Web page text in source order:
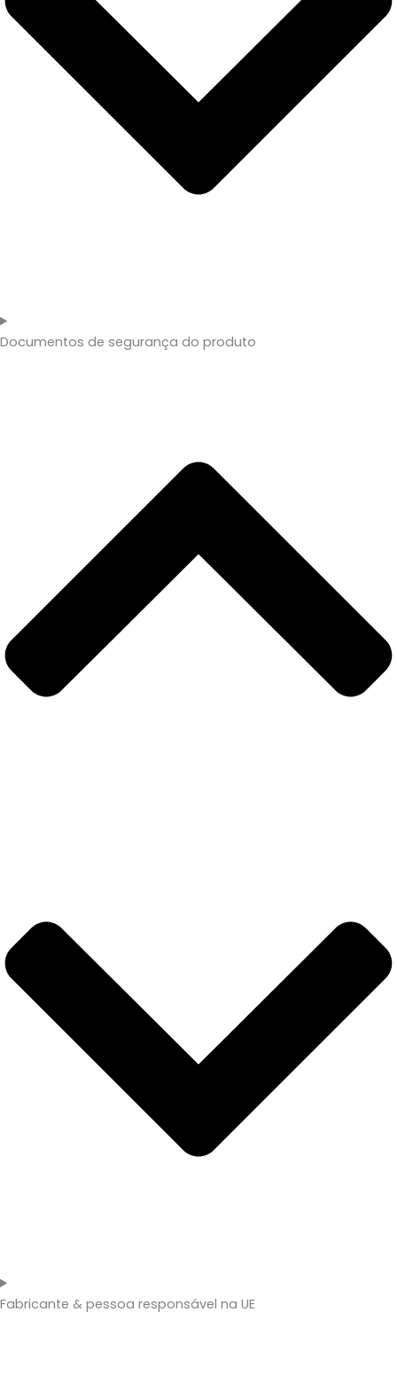
Documentos de segurança do produto
Fabricante & pessoa responsável na UE